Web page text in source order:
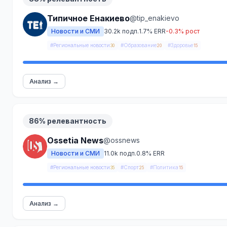
Типичное Енакиево@tip_enakievo
Новости и СМИ 30.2k подп.1.7% ERR-0.3% рост
#Региональные новости 30 #Образование20 #Здоровье15
Анализ →
86% релевантность
Ossetia News@ossnews
Новости и СМИ 11.0k подп.0.8% ERR
#Региональные новости 35 #Спорт25 #Политика 15
Анализ →